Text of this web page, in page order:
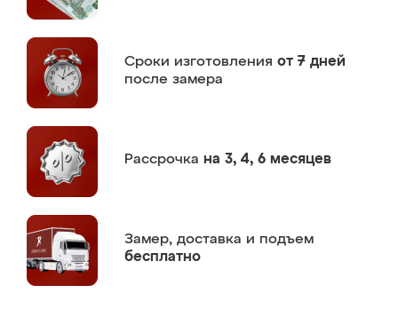
Сроки изготовления от 7 дней
после замера
Рассрочка на 3, 4, 6 месяцев
Замер, доставка и подъем
бесплатно